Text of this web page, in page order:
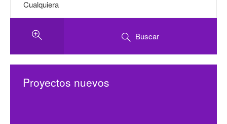
Buscar
Proyectos nuevos